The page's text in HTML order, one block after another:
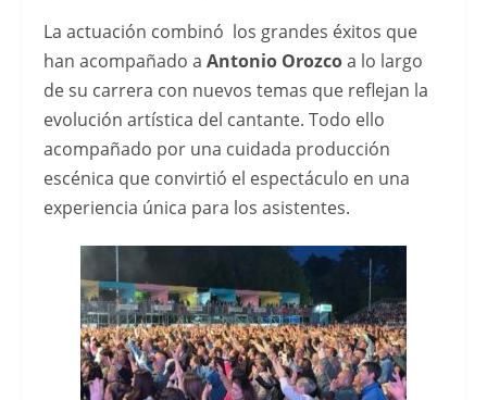
actual,
puedes
consultar
esta
guÃ­
a
sobre
mejores
casinos
online
Apple
La actuación combinó los grandes éxitos que
han acompañado a Antonio Orozcoa lo largo
de su carrera con nuevos temas que reflejan la
evolución artística del cantante. Todo ello
acompañado por una cuidada producción
escénica que convirtió el espectáculo en una
experiencia única para los asistentes.